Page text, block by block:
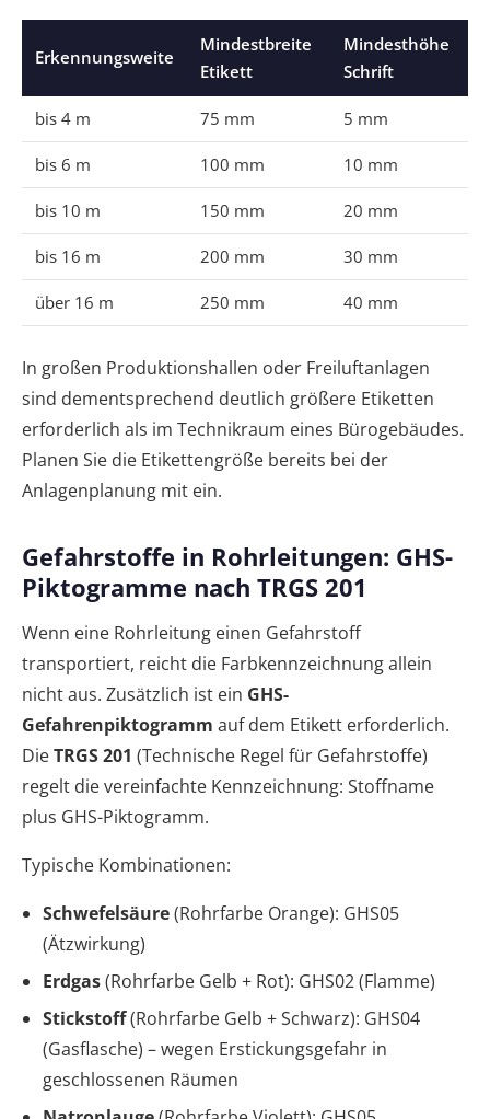
Erkennungsweite
Mindestbreite
Etikett
Mindesthöhe
Schrift
bis 4 m 75 mm 5 mm
bis 6 m 100 mm 10 mm
bis 10 m 150 mm 20 mm
bis 16 m 200 mm 30 mm
über 16 m 250 mm 40 mm
In großen Produktionshallen oder Freiluftanlagen
sind dementsprechend deutlich größere Etiketten
erforderlich als im Technikraum eines Bürogebäudes.
Planen Sie die Etikettengröße bereits bei der
Anlagenplanung mit ein.
Gefahrstoffe in Rohrleitungen: GHS-
Piktogramme nach TRGS 201
Wenn eine Rohrleitung einen Gefahrstoff
transportiert, reicht die Farbkennzeichnung allein
nicht aus. Zusätzlich ist ein GHS-
Gefahrenpiktogramm auf dem Etikett erforderlich.
DieTRGS 201 (Technische Regel für Gefahrstoffe)
regelt die vereinfachte Kennzeichnung: Stoffname
plus GHS-Piktogramm.
Typische Kombinationen:
Schwefelsäure(Rohrfarbe Orange): GHS05
(Ätzwirkung)
Erdgas(Rohrfarbe Gelb + Rot): GHS02 (Flamme)
Stickstoff(Rohrfarbe Gelb + Schwarz): GHS04
(Gasflasche) – wegen Erstickungsgefahr in
geschlossenen Räumen